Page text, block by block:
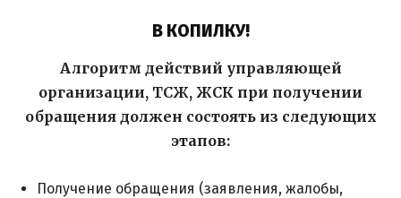
В КОПИЛКУ!
Алгоритм действий управляющей
организации, ТСЖ, ЖСК при получении
обращения должен состоять из следующих
этапов:
Получение обращения (заявления, жалобы,